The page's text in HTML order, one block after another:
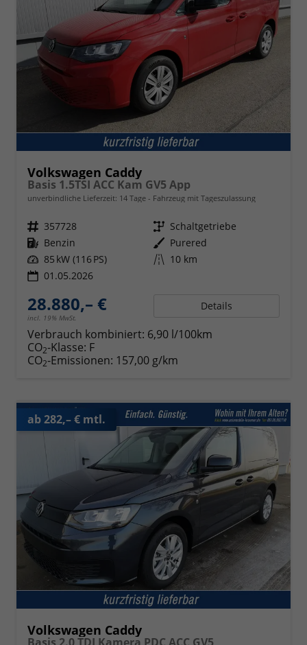
Volkswagen Caddy
Basis 1.5TSI ACC Kam GV5 App
unverbindliche Lieferzeit: 14 Tage Fahrzeug mit Tageszulassung
Fahrzeugnr. 357728 Getriebe Schaltgetriebe
Kraftstoff Benzin Außenfarbe Purered
Leistung 85 kW (116 PS) Kilometerstand 10 km
01.05.2026
28.880,– €
incl. 19% MwSt.
Details
Verbrauch kombiniert: 6,90 l/100km
CO2-Klasse: F
CO2-Emissionen: 157,00 g/km
ab 282,– € mtl.
Volkswagen Caddy